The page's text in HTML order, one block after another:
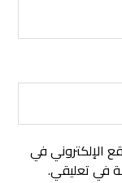
الإلكتروني في
في تعليقي.